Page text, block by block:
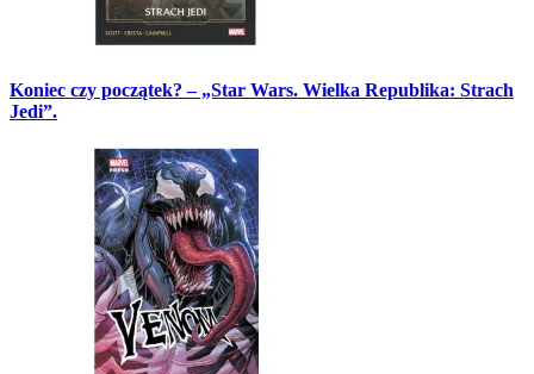
Koniec czy początek? – „Star Wars. Wielka Republika: Strach
Jedi”.